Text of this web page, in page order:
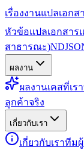
เรื่องงานแปลเอกส
หัวข้อแปลเอกสาร
สาธารณะ)
ผลงาน
ผลงานเคสที่เร
ลูกค้าจริง
เกี่ยวกับเรา
เกี่ยวกับเราทีมผู้